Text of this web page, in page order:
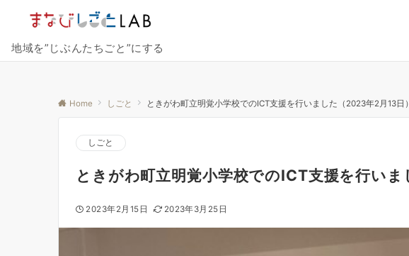
地域を”じぶんたちごと”にする
Home しごと ときがわ町立明覚小学校でのICT支援を行いました（2023年2月13日）
しごと
ときがわ町立明覚小学校でのICT支援を行い
2023年2月15日 2023年3月25日